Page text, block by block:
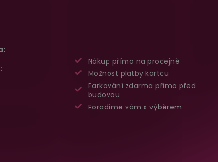
Nákup přímo na prodejně
Možnost platby kartou
Parkování zdarma přímo před
budovou
Poradíme vám s výběrem